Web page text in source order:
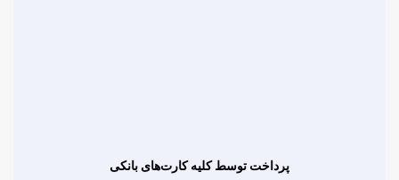
پرداخت توسط کلیه کارت‌های بانکی